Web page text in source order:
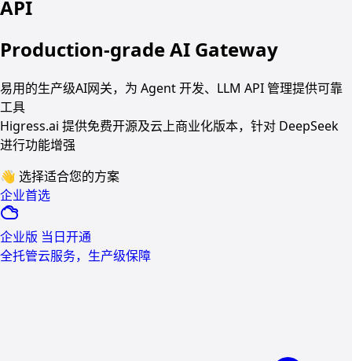
API
Production-grade AI Gateway
易用的生产级AI网关，为 Agent 开发、LLM API 管理提供可靠
工具
Higress.ai 提供免费开源及云上商业化版本，针对 DeepSeek
进行功能增强
👋 选择适合您的方案
企业首选
企业版 当日开通
全托管云服务，生产级保障